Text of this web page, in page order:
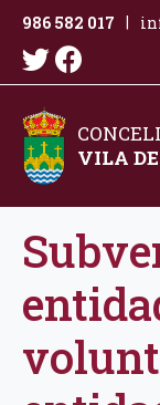
986 582 017
VILA DE